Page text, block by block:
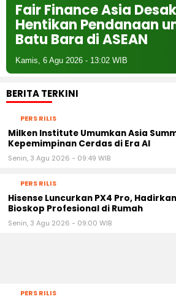
Fair Finance Asia
Hentikan Pendanaan
Batu Bara di ASEAN
Kamis, 6 Agu 2026 - 13:02 WIB
BERITA TERKINI
PERS RILIS
Milken Institute Umumkan Asia
Kepemimpinan Cerdas di Era AI
Senin, 3 Agu 2026 - 09:49 WIB
PERS RILIS
Hisense Luncurkan PX4 Pro,
Bioskop Profesional di Rumah
Senin, 3 Agu 2026 - 09:00 WIB
PERS RILIS